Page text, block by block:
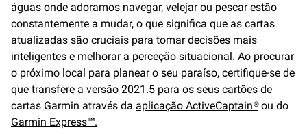
águas onde adoramos navegar, velejar ou pescar estão
constantemente a mudar, o que significa que as cartas
atualizadas são cruciais para tomar decisões mais
inteligentes e melhorar a perceção situacional. Ao procurar
o próximo local para planear o seu paraíso, certifique-se de
que transfere a versão 2021.5 para os seus cartões de
cartas Garmin através da aplicação ActiveCaptain®ou do
Garmin Express™.